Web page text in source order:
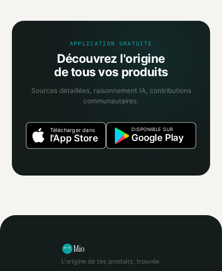
selon la fiabilité des informations trouvées.
APPLICATION GRATUITE
Découvrez l'origine
de tous vos produits
Sources détaillées, raisonnement IA, contributions
communautaires.
Télécharger dans
l'App Store
DISPONIBLE SUR
Google Play
Mio
L'origine de tes produits, trouvée.